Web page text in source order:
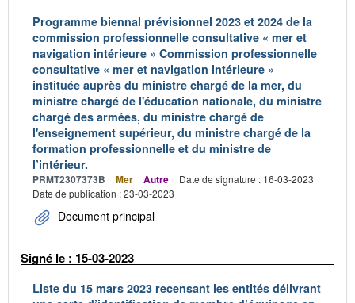
Programme biennal prévisionnel 2023 et 2024 de la
commission professionnelle consultative « mer et
navigation intérieure » Commission professionnelle
consultative « mer et navigation intérieure »
instituée auprès du ministre chargé de la mer, du
ministre chargé de l'éducation nationale, du ministre
chargé des armées, du ministre chargé de
l'enseignement supérieur, du ministre chargé de la
formation professionnelle et du ministre de
l’intérieur.
PRMT2307373B Mer Autre
Date de signature : 16-03-2023
Date de publication : 23-03-2023
Document principal
Signé le : 15-03-2023
Liste du 15 mars 2023 recensant les entités délivrant